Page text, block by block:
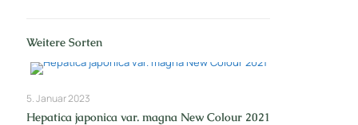
Weitere Sorten
5. Januar 2023
Hepatica japonica var. magna New Colour 2021